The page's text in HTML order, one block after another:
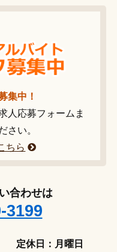
集中！
人応募フォームま
さい。
ちら
合わせは
3199
定休日：月曜日